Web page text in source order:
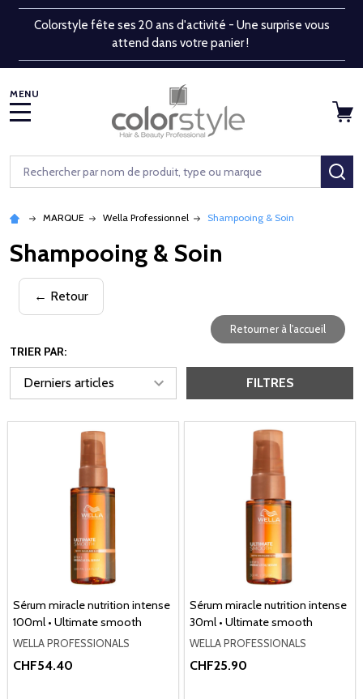
Colorstyle fête ses 20 ans d'activité - Une surprise vous
attend dans votre panier !
Rechercher
MARQUE Wella Professionnel Shampooing & Soin
Shampooing & Soin
← Retour
Retourner à l'accueil
TRIER PAR:
FILTRES
Sérum miracle nutrition intense
100ml • Ultimate smooth
WELLA PROFESSIONALS
CHF54.40
Sérum miracle nutrition intense
30ml • Ultimate smooth
WELLA PROFESSIONALS
CHF25.90